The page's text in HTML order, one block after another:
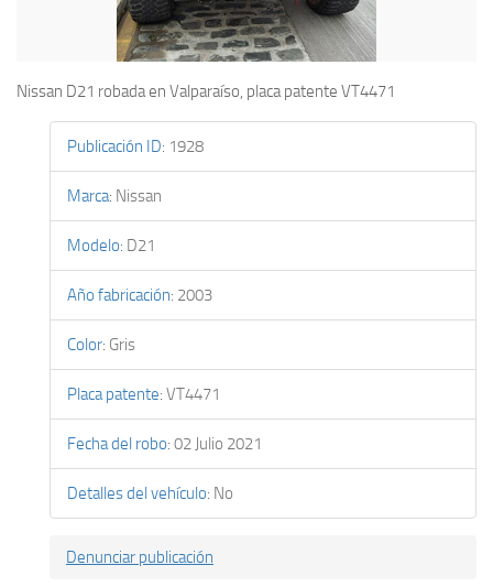
Nissan D21 robada en Valparaíso, placa patente VT4471
Publicación ID: 1928
Marca: Nissan
Modelo: D21
Año fabricación: 2003
Color: Gris
Placa patente: VT4471
Fecha del robo: 02 Julio 2021
Detalles del vehículo: No
Denunciar publicación